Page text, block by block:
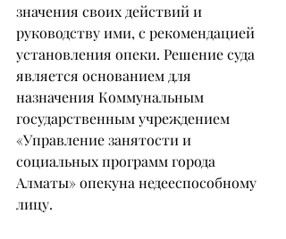
значения своих действий и
руководству ими, с рекомендацией
установления опеки. Решение суда
является основанием для
назначения Коммунальным
государственным учреждением
«Управление занятости и
социальных программ города
Алматы» опекуна недееспособному
лицу.